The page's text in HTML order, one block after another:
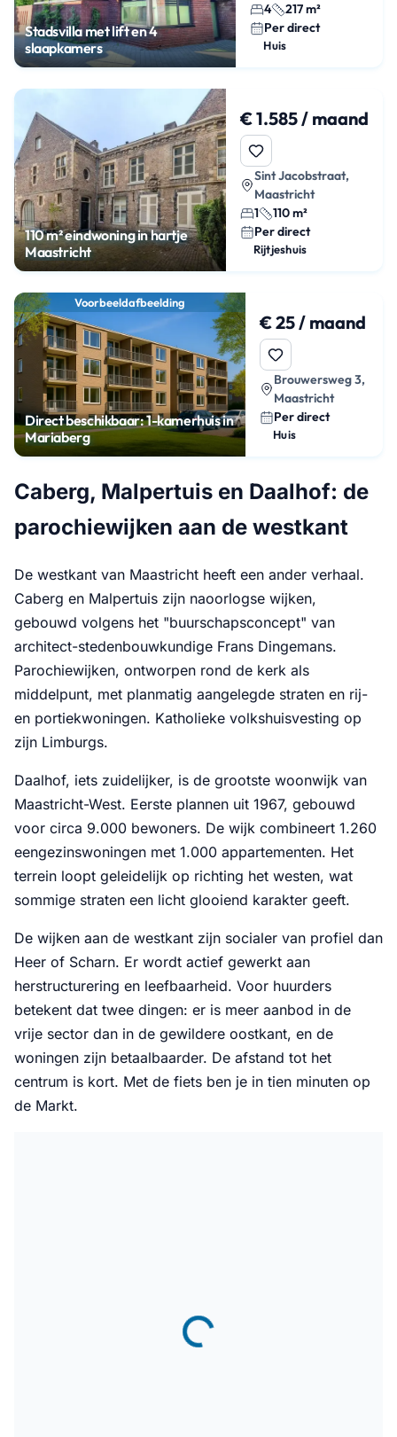
Stadsvilla met lift en 4
slaapkamers
4
217 m²
Per direct
Huis
110 m² eindwoning in hartje
Maastricht
€ 1.585 / maand
Sint Jacobstraat,
Maastricht
1
110 m²
Per direct
Rijtjeshuis
Voorbeeldafbeelding
Direct beschikbaar: 1-kamerhuis in
Mariaberg
€ 25 / maand
Brouwersweg 3,
Maastricht
Per direct
Huis
Caberg, Malpertuis en Daalhof: de
parochiewijken aan de westkant
De westkant van Maastricht heeft een ander verhaal.
Caberg en Malpertuis zijn naoorlogse wijken,
gebouwd volgens het "buurschapsconcept" van
architect-stedenbouwkundige Frans Dingemans.
Parochiewijken, ontworpen rond de kerk als
middelpunt, met planmatig aangelegde straten en rij-
en portiekwoningen. Katholieke volkshuisvesting op
zijn Limburgs.
Daalhof, iets zuidelijker, is de grootste woonwijk van
Maastricht-West. Eerste plannen uit 1967, gebouwd
voor circa 9.000 bewoners. De wijk combineert 1.260
eengezinswoningen met 1.000 appartementen. Het
terrein loopt geleidelijk op richting het westen, wat
sommige straten een licht glooiend karakter geeft.
De wijken aan de westkant zijn socialer van profiel dan
Heer of Scharn. Er wordt actief gewerkt aan
herstructurering en leefbaarheid. Voor huurders
betekent dat twee dingen: er is meer aanbod in de
vrije sector dan in de gewildere oostkant, en de
woningen zijn betaalbaarder. De afstand tot het
centrum is kort. Met de fiets ben je in tien minuten op
de Markt.